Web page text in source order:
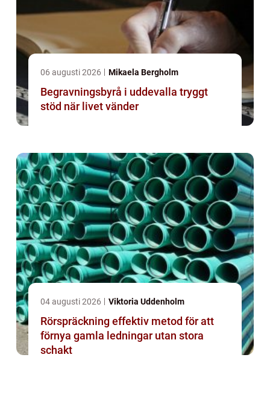
06 augusti 2026 Mikaela Bergholm
Begravningsbyrå i uddevalla tryggt
stöd när livet vänder
04 augusti 2026 Viktoria Uddenholm
Rörspräckning effektiv metod för att
förnya gamla ledningar utan stora
schakt